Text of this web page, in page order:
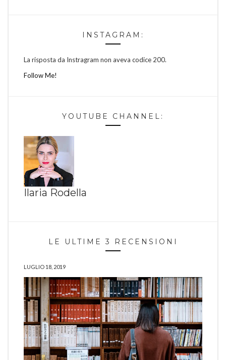
INSTAGRAM:
La risposta da Instragram non aveva codice 200.
Follow Me!
YOUTUBE CHANNEL:
Ilaria Rodella
LE ULTIME 3 RECENSIONI
LUGLIO 18, 2019